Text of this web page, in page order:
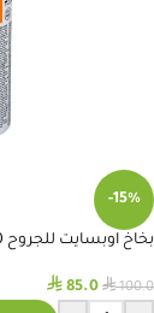
-15%
بخاخ اوبسايت للجروح 240مل
⃁100.0
⃁ 85.0